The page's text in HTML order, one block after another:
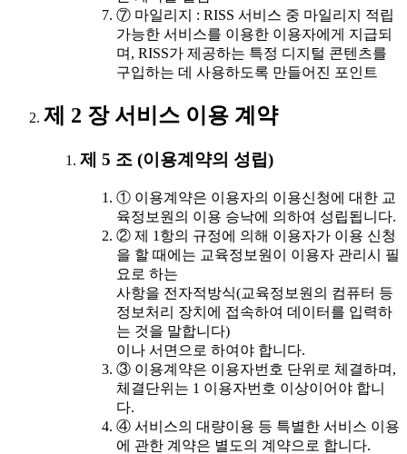
⑦ 마일리지 : RISS 서비스 중 마일리지 적립
가능한 서비스를 이용한 이용자에게 지급되
며, RISS가 제공하는 특정 디지털 콘텐츠를
구입하는 데 사용하도록 만들어진 포인트
제 2 장 서비스 이용 계약
제 5 조 (이용계약의 성립)
① 이용계약은 이용자의 이용신청에 대한 교
육정보원의 이용 승낙에 의하여 성립됩니다.
② 제 1항의 규정에 의해 이용자가 이용 신청
을 할 때에는 교육정보원이 이용자 관리시 필
요로 하는
사항을 전자적방식(교육정보원의 컴퓨터 등
정보처리 장치에 접속하여 데이터를 입력하
는 것을 말합니다)
이나 서면으로 하여야 합니다.
③ 이용계약은 이용자번호 단위로 체결하며,
체결단위는 1 이용자번호 이상이어야 합니
다.
④ 서비스의 대량이용 등 특별한 서비스 이용
에 관한 계약은 별도의 계약으로 합니다.